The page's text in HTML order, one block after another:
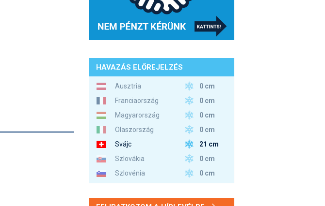
HAVAZÁS ELŐREJELZÉS
Ausztria
0 cm
Franciaország
0 cm
Magyarország
0 cm
Olaszország
0 cm
Svájc
21 cm
Szlovákia
0 cm
Szlovénia
0 cm